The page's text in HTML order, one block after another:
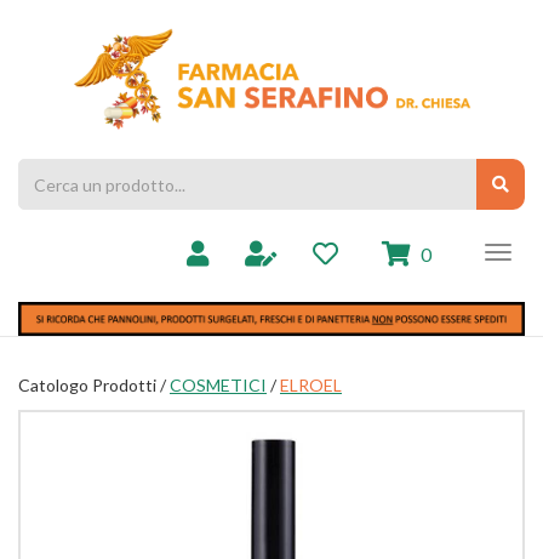
Prodotto
0 prodotti
inseriti
Catologo Prodotti /COSMETICI /ELROEL